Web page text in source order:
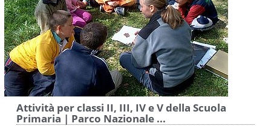
Attività per classi II, III, IV e V della Scuola
Primaria | Parco Nazionale ...